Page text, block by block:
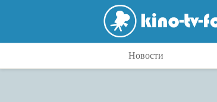
Новости